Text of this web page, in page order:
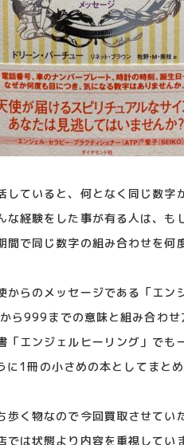
していると、何となく同じ数字
な経験をした事が有る人は、も
間で同じ数字の組み合わせを何
からのメッセージである「エン
ら999までの意味と組み合わせ
「エンジェルヒーリング」でも
に1冊の小さめの本としてまとめ
歩く物なので今回買取させて
では状態より内容を重視してい